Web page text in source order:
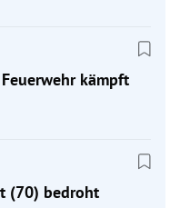
kämpft
(70) bedroht